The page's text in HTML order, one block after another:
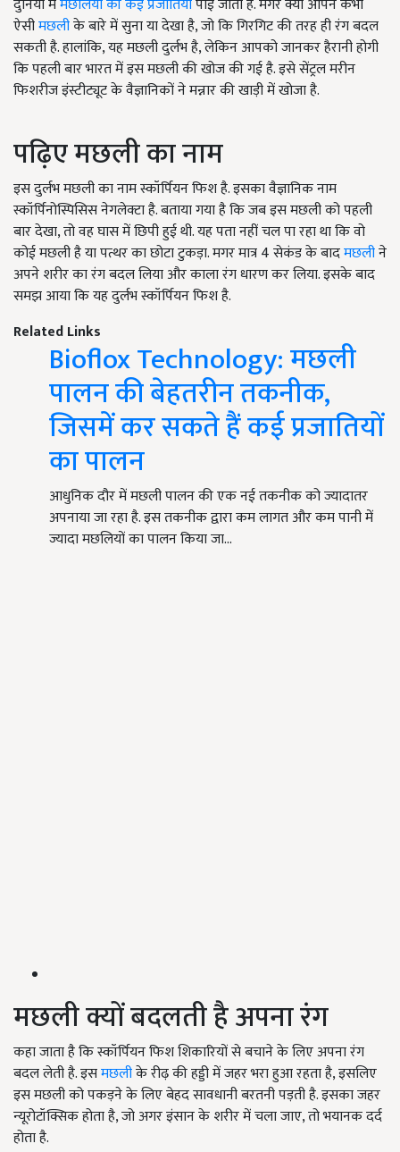
दुनिया मेंमछलियों की कई प्रजातियांपाई जाती हैं. मगर क्या आपने कभी
ऐसीमछलीके बारे में सुना या देखा है, जो कि गिरगिट की तरह ही रंग बदल
सकती है. हालांकि, यह मछली दुर्लभ है, लेकिन आपको जानकर हैरानी होगी
कि पहली बार भारत में इस मछली की खोज की गई है. इसे सेंट्रल मरीन
फिशरीज इंस्टीट्यूट के वैज्ञानिकों ने मन्नार की खाड़ी में खोजा है.
पढ़िए मछली का नाम
इस दुर्लभ मछली का नाम स्कॉर्पियन फिश है. इसका वैज्ञानिक नाम
स्कॉर्पिनोस्पिसिस नेगलेक्टा है. बताया गया है कि जब इस मछली को पहली
बार देखा, तो वह घास में छिपी हुई थी. यह पता नहीं चल पा रहा था कि वो
कोई मछली है या पत्थर का छोटा टुकड़ा. मगर मात्र 4 सेकंड के बादमछलीने
अपने शरीर का रंग बदल लिया और काला रंग धारण कर लिया. इसके बाद
समझ आया कि यह दुर्लभ स्कॉर्पियन फिश है.
Related Links
Bioflox Technology: मछली
पालन की बेहतरीन तकनीक,
जिसमें कर सकते हैं कई प्रजातियों
का पालन
आधुनिक दौर में मछली पालन की एक नई तकनीक को ज्यादातर
अपनाया जा रहा है. इस तकनीक द्वारा कम लागत और कम पानी में
ज्यादा मछलियों का पालन किया जा…
मछली क्यों बदलती है अपना रंग
कहा जाता है कि स्कॉर्पियन फिश शिकारियों से बचाने के लिए अपना रंग
बदल लेती है. इसमछलीके रीढ़ की हड्डी में जहर भरा हुआ रहता है, इसलिए
इस मछली को पकड़ने के लिए बेहद सावधानी बरतनी पड़ती है. इसका जहर
न्यूरोटॉक्सिक होता है, जो अगर इंसान के शरीर में चला जाए, तो भयानक दर्द
होता है.